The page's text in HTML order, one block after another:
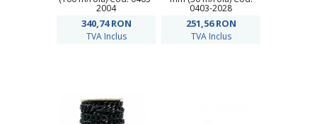
2004
340,74RON
TVA Inclus
0403-2028
251,56RON
TVA Inclus